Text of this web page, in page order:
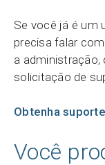
Se você já é um
precisa falar
a
solicitação de
Obtenha
Você